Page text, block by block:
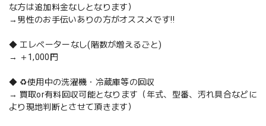
な方は追加料金なしとなります）
→男性のお手伝いありの方がオススメです‼️
◆ エレベーターなし(階数が増えるごと)
→ ＋1,000円
◆ ♻️使用中の洗濯機・冷蔵庫等の回収
→ 買取or有料回収可能となります（年式、型番、汚れ具合などに
より現地判断とさせて頂きます）